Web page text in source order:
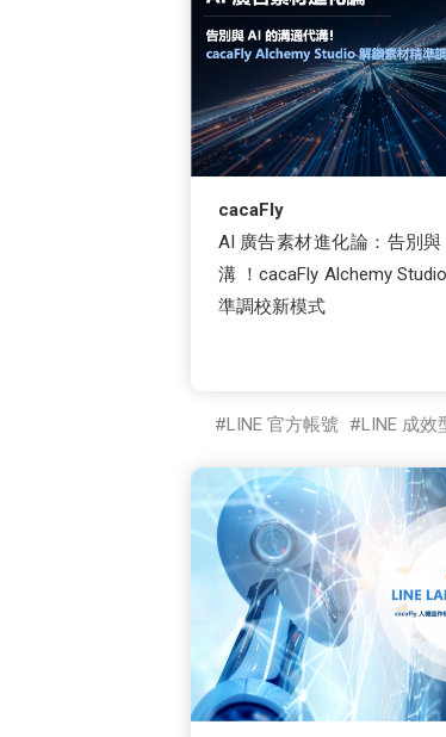
cacaFly
AI 廣告素材進化論：告別
溝 ！cacaFly Alchemy
準調校新模式
LINE 官方帳號 LINE 成效